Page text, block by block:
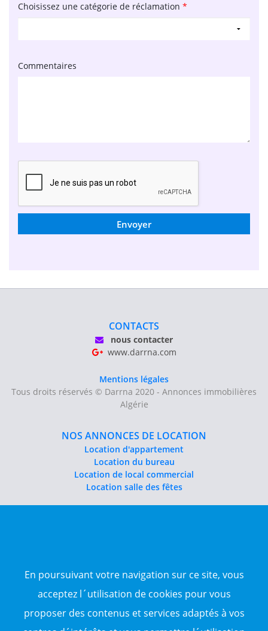
Choisissez une catégorie de réclamation *
Commentaires
Envoyer
En poursuivant votre navigation sur ce site, vous
acceptez l´utilisation de cookies pour vous
proposer des contenus et services adaptés à vos
CONTACTS
nous contacter
www.darrna.com
Mentions légales
Tous droits réservés © Darrna 2020 - Annonces immobilières
Algérie
NOS ANNONCES DE LOCATION
Location d'appartement
Location du bureau
Location de local commercial
Location salle des fêtes
Sitemap
TOP WILAYA
Annonce à 16-Alger
Annonce à 23-Annaba